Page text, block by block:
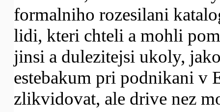
formalniho rozesilani
lidi, kteri chteli a mohli
jinsi a dulezitejsi ukoly,
estebakum pri podnikani v
zlikvidovat, ale drive nez